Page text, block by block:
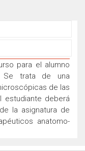
para el alumno
Se trata de una
de las
estudiante deberá
la asignatura de
anatomo-